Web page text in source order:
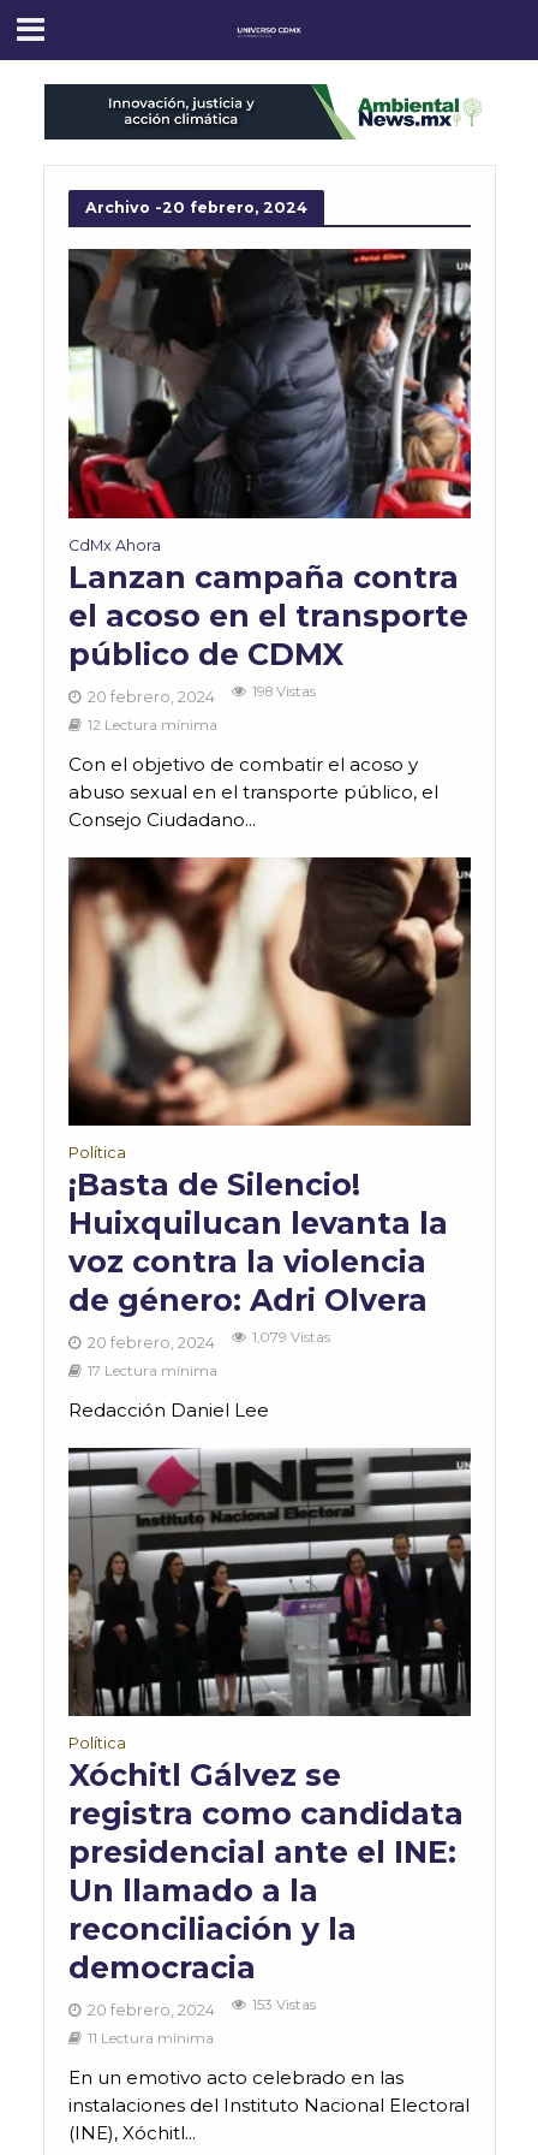
Archivo -20 febrero, 2024
CdMx Ahora
Lanzan campaña contra
el acoso en el transporte
público de CDMX
20 febrero, 2024
198 Vistas
12 Lectura mínima
Con el objetivo de combatir el acoso y
abuso sexual en el transporte público, el
Consejo Ciudadano...
Política
¡Basta de Silencio!
Huixquilucan levanta la
voz contra la violencia
de género: Adri Olvera
20 febrero, 2024
1,079 Vistas
17 Lectura mínima
Redacción Daniel Lee
Política
Xóchitl Gálvez se
registra como candidata
presidencial ante el INE:
Un llamado a la
reconciliación y la
democracia
20 febrero, 2024
153 Vistas
11 Lectura mínima
En un emotivo acto celebrado en las
instalaciones del Instituto Nacional Electoral
(INE), Xóchitl...